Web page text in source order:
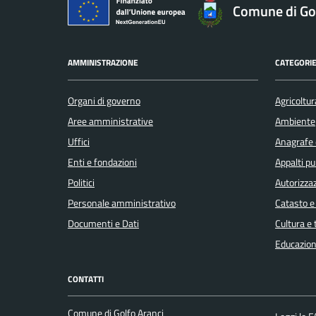
Comune di
AMMINISTRAZIONE
Organi di governo
Aree amministrative
Uffici
Enti e fondazioni
Politici
Personale amministrativo
Documenti e Dati
Ambiente
Appalti
Catasto
Cultura e
CONTATTI